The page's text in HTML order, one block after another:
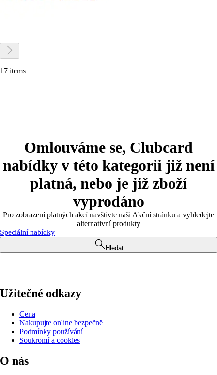
17 items
Omlouváme se, Clubcard
nabídky v této kategorii již není
platná, nebo je již zboží
vyprodáno
Pro zobrazení platných akcí navštivte naši Akční stránku a vyhledejte
alternativní produkty
Speciální nabídky
Hledat
Užitečné odkazy
Cena
Nakupujte online bezpečně
Podmínky používání
Soukromí a cookies
O nás